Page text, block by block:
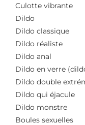
Culotte vibrante
Dildo
Dildo classique
Dildo réaliste
Dildo anal
Dildo en verre
Dildo double
Dildo qui éjacule
Dildo monstre
Boules sexuelles